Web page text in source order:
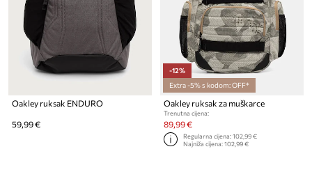
Oakley ruksak ENDURO
59,99 €
-12%
Extra -5% s kodom: OFF*
Oakley ruksak za muškarce
Trenutna cijena:
89,99 €
Regularna cijena:102,99 €
Najniža cijena:102,99 €